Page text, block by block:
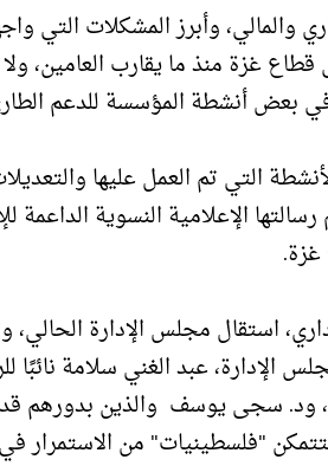
والمالي، وأبرز المشكلات
قطاع غزة منذ ما يقارب
بعض أنشطة المؤسسة للدعم
التي تم العمل عليها
الإعلامية النسوية الداعمة
غزة.
استقال مجلس الإدارة
الإدارة، عبد الغني سلامة
سجى يوسف والذين بدورهم
"فلسطينيات" من الاستمرار